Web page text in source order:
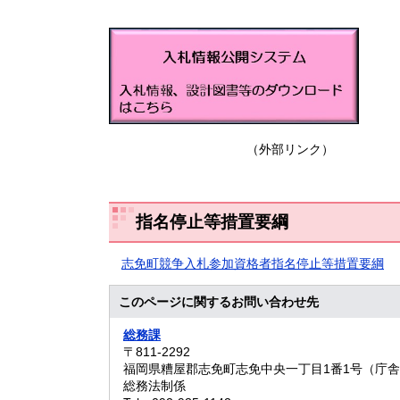
（外部リンク）
指名停止等措置要綱
志免町競争入札参加資格者指名停止等措置要綱
このページに関するお問い合わせ先
総務課
〒811-2292
福岡県糟屋郡志免町志免中央一丁目1番1号（庁
総務法制係